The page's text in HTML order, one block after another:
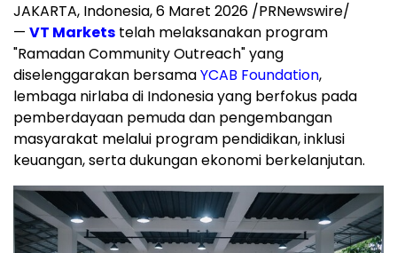
JAKARTA, Indonesia, 6 Maret 2026 /PRNewswire/
— VT Markets telah melaksanakan program
"Ramadan Community Outreach" yang
diselenggarakan bersamaYCAB Foundation,
lembaga nirlaba di Indonesia yang berfokus pada
pemberdayaan pemuda dan pengembangan
masyarakat melalui program pendidikan, inklusi
keuangan, serta dukungan ekonomi berkelanjutan.